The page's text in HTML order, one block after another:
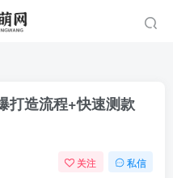
打造流程+快速测款
关注 私信